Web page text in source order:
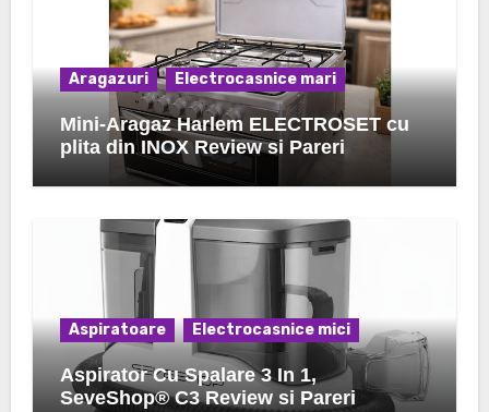
Aragazuri Electrocasnice mari
Mini-Aragaz Harlem ELECTROSET cu
plita din INOX Review si Pareri
Aspiratoare Electrocasnice mici
Aspirator Cu Spalare 3 In 1,
SeveShop® C3 Review si Pareri